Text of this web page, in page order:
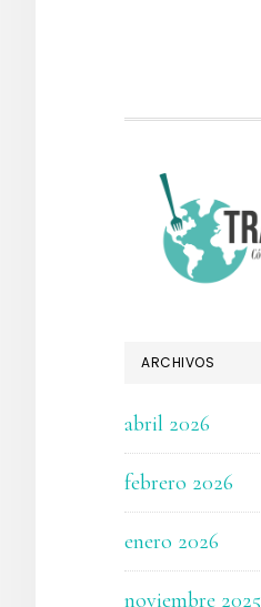
FOOTER
ARCHIVOS
abril 2026
febrero 2026
enero 2026
noviembre 2025